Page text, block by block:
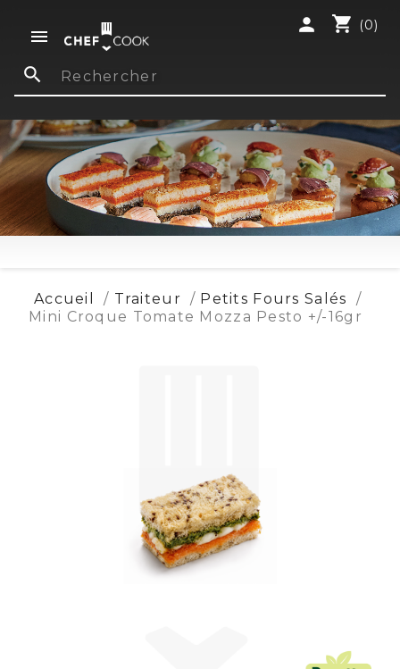

shopping_cart (0)
person
search
Accueil Traiteur
Petits Fours Salés
Mini Croque Tomate Mozza Pesto +/-16gr